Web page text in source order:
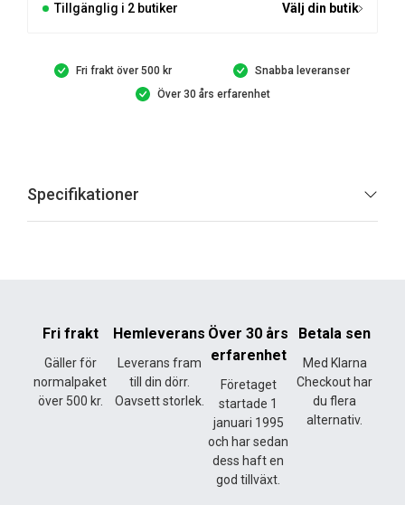
Tillgänglig i 2 butiker Välj din butik
Fri frakt över 500 kr
Snabba leveranser
Över 30 års erfarenhet
Specifikationer
Fri frakt
Gäller för
normalpaket
över 500 kr.
Hemleverans
Leverans fram
till din dörr.
Oavsett storlek.
Över 30 års
erfarenhet
Företaget
startade 1
januari 1995
och har sedan
dess haft en
god tillväxt.
Betala sen
Med Klarna
Checkout har
du flera
alternativ.